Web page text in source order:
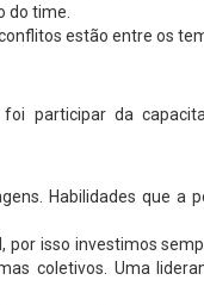
do time.
estão entre os
participar da
Habilidades que a
isso investimos
coletivos. Uma